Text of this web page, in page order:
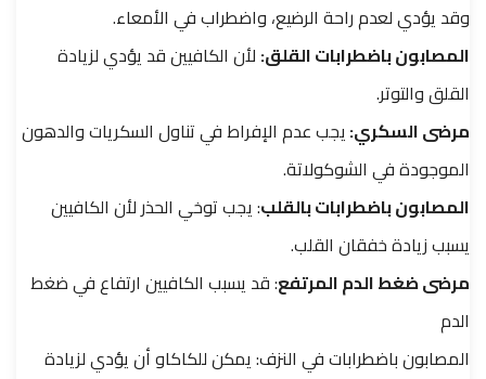
وقد يؤدي لعدم راحة الرضيع، واضطراب في الأمعاء.
المصابون باضطرابات القلق: لأن الكافيين قد يؤدي لزيادة
القلق والتوتر.
مرضى السكري:يجب عدم الإفراط في تناول السكريات والدهون
الموجودة في الشوكولاتة.
المصابون باضطرابات بالقلب: يجب توخي الحذر لأن الكافيين
يسبب زيادة خفقان القلب.
مرضى ضغط الدم المرتفع: قد يسبب الكافيين ارتفاع في ضغط
الدم
المصابون باضطرابات في النزف: يمكن للكاكاو أن يؤدي لزيادة